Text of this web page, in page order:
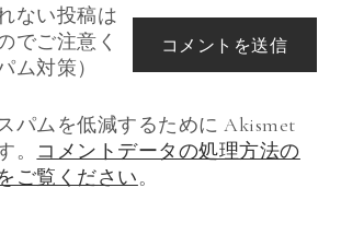
ない投稿は
でご注意く
ム対策）
パムを低減するために Akismet
。 コメントデータの処理方法の
ご覧ください。